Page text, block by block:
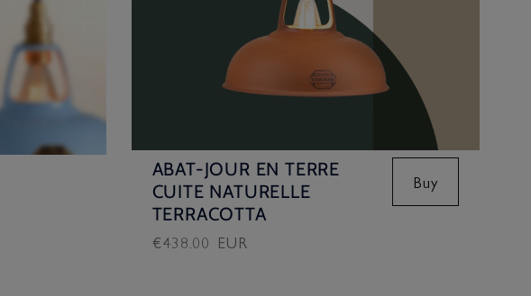
ABAT-JOUR EN TERRE
CUITE NATURELLE
TERRACOTTA
Prix
€438.00 EUR
Buy